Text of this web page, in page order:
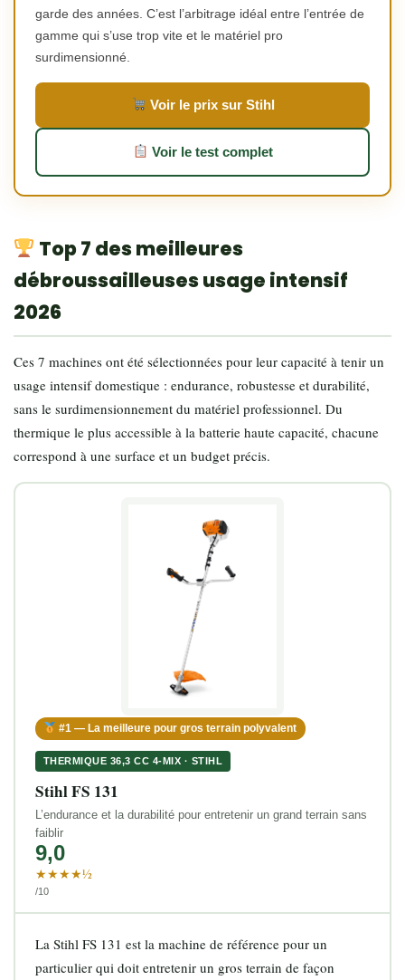
garde des années. C’est l’arbitrage idéal entre l’entrée de
gamme qui s’use trop vite et le matériel pro
surdimensionné.
Voir le prix sur Stihl
Voir le test complet
Top 7 des meilleures
débroussailleuses usage intensif
2026
Ces 7 machines ont été sélectionnées pour leur capacité à tenir un
usage intensif domestique : endurance, robustesse et durabilité,
sans le surdimensionnement du matériel professionnel. Du
thermique le plus accessible à la batterie haute capacité, chacune
correspond à une surface et un budget précis.
#1 — La meilleure pour gros terrain polyvalent
THERMIQUE 36,3 CC 4-MIX · STIHL
Stihl FS 131
L’endurance et la durabilité pour entretenir un grand terrain sans
faiblir
9,0
★★★★½
/10
La Stihl FS 131 est la machine de référence pour un
particulier qui doit entretenir un gros terrain de façon